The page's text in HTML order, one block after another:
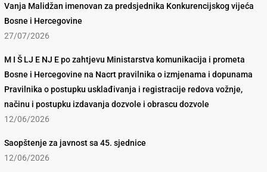
Vanja Malidžan imenovan za predsjednika Konkurencijskog vijeća
Bosne i Hercegovine
27/07/2026
M I Š LJ E NJ E po zahtjevu Ministarstva komunikacija i prometa
Bosne i Hercegovine na Nacrt pravilnika o izmjenama i dopunama
Pravilnika o postupku usklađivanja i registracije redova vožnje,
načinu i postupku izdavanja dozvole i obrascu dozvole
12/06/2026
Saopštenje za javnost sa 45. sjednice
12/06/2026